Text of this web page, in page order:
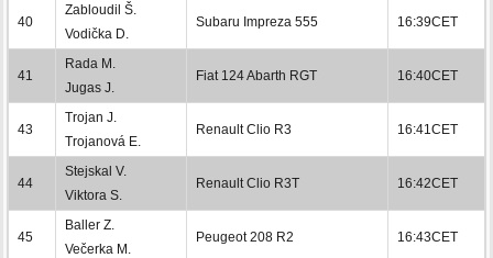
40
Zabloudil Š.
Vodička D.
Subaru Impreza 555 16:39CET
41
Rada M.
Jugas J.
Fiat 124 Abarth RGT 16:40CET
43
Trojan J.
Trojanová E.
Renault Clio R3 16:41CET
44
Stejskal V.
Viktora S.
Renault Clio R3T 16:42CET
45
Baller Z.
Večerka M.
Peugeot 208 R2 16:43CET